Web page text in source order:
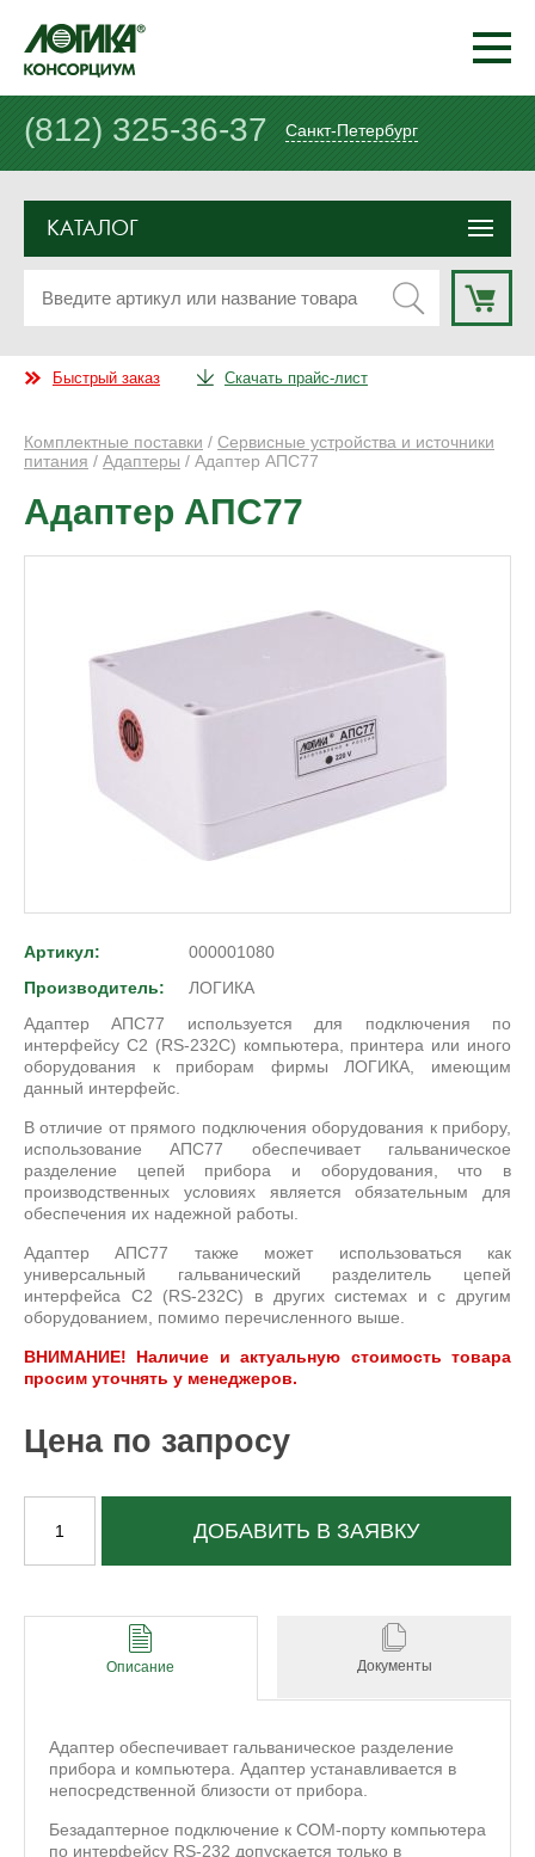
(812) 325-36-37 Санкт-Петербург
КАТАЛОГ
Быстрый заказ Скачать прайс-лист
Комплектные поставки / Сервисные устройства и источники
питания / Адаптеры / Адаптер АПС77
Адаптер АПС77
Артикул:
000001080
Производитель:
ЛОГИКА
Адаптер АПС77 используется для подключения по
интерфейсу С2 (RS-232C) компьютера, принтера или иного
оборудования к приборам фирмы ЛОГИКА, имеющим
данный интерфейс.
В отличие от прямого подключения оборудования к прибору,
использование АПС77 обеспечивает гальваническое
разделение цепей прибора и оборудования, что в
производственных условиях является обязательным для
обеспечения их надежной работы.
Адаптер АПС77 также может использоваться как
универсальный гальванический разделитель цепей
интерфейса С2 (RS-232C) в других системах и с другим
оборудованием, помимо перечисленного выше.
ВНИМАНИЕ! Наличие и актуальную стоимость товара
просим уточнять у менеджеров.
Цена по запросу
ДОБАВИТЬ В ЗАЯВКУ
Описание Документы
Адаптер обеспечивает гальваническое разделение
прибора и компьютера. Адаптер устанавливается в
непосредственной близости от прибора.
Безадаптерное подключение к COM-порту компьютера
по интерфейсу RS-232 допускается только в